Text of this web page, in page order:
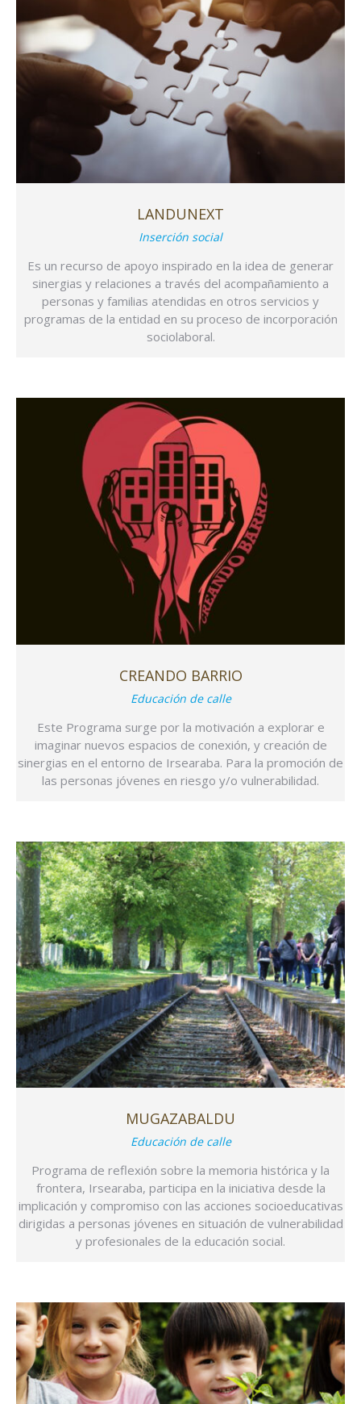
LANDUNEXT
Inserción social
Es un recurso de apoyo inspirado en la idea de generar
sinergias y relaciones a través del acompañamiento a
personas y familias atendidas en otros servicios y
programas de la entidad en su proceso de incorporación
sociolaboral.
CREANDO BARRIO
Educación de calle
Este Programa surge por la motivación a explorar e
imaginar nuevos espacios de conexión, y creación de
sinergias en el entorno de Irsearaba. Para la promoción de
las personas jóvenes en riesgo y/o vulnerabilidad.
MUGAZABALDU
Educación de calle
Programa de reflexión sobre la memoria histórica y la
frontera, Irsearaba, participa en la iniciativa desde la
implicación y compromiso con las acciones socioeducativas
dirigidas a personas jóvenes en situación de vulnerabilidad
y profesionales de la educación social.